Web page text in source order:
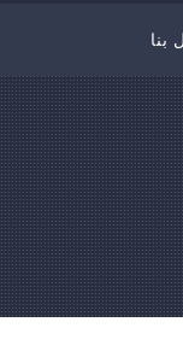
بنا